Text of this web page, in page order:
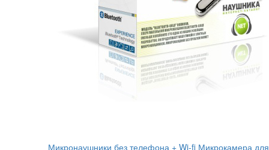
Микронаушники без телефона + Wi-fi Микрокамера для